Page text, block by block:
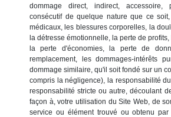
dommage direct, indirect, accessoire,
consécutif de quelque nature que ce
médicaux, les blessures corporelles, la
la détresse émotionnelle, la perte de
la perte d'économies, la perte de
remplacement, les dommages-intérêts
dommage similaire, qu'il soit fondé sur un
compris la négligence), la responsabilité
responsabilité stricte ou autre, découlant
façon à, votre utilisation du Site Web, de
service ou élément trouvé ou obtenu